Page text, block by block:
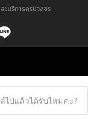
ะบริการครบวงจร
ไปแล้วได้รับไหมคะ?